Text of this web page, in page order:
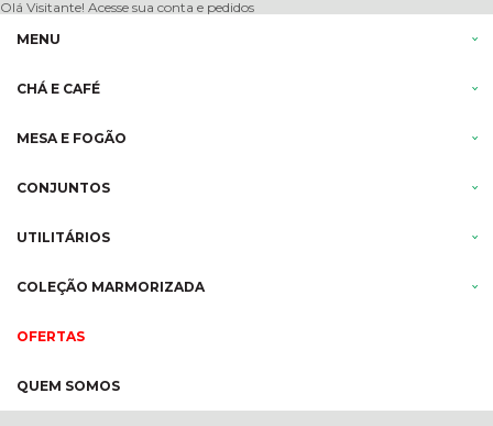
Olá Visitante! Acesse sua conta e pedidos
MENU
CHÁ E CAFÉ
MESA E FOGÃO
CONJUNTOS
UTILITÁRIOS
COLEÇÃO MARMORIZADA
OFERTAS
QUEM SOMOS